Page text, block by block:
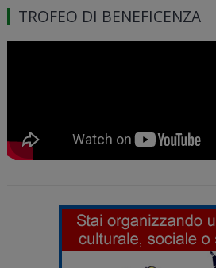
TROFEO DI BENEFICENZA